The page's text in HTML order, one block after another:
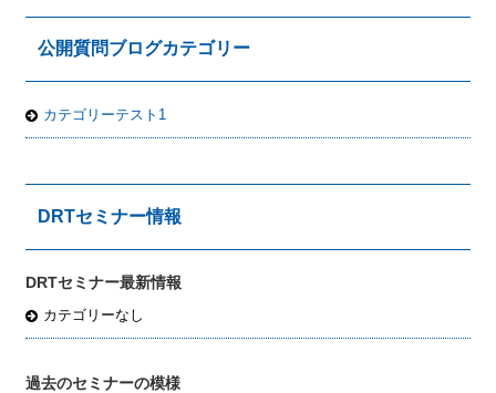
公開質問ブログカテゴリー
カテゴリーテスト1
DRTセミナー情報
DRTセミナー最新情報
カテゴリーなし
過去のセミナーの模様